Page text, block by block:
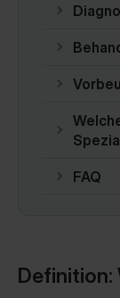
FAQ
Definition: